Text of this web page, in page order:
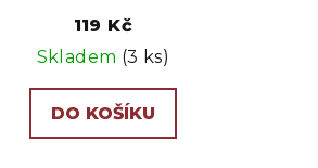
119 Kč
Skladem (3 ks)
DO KOŠÍKU